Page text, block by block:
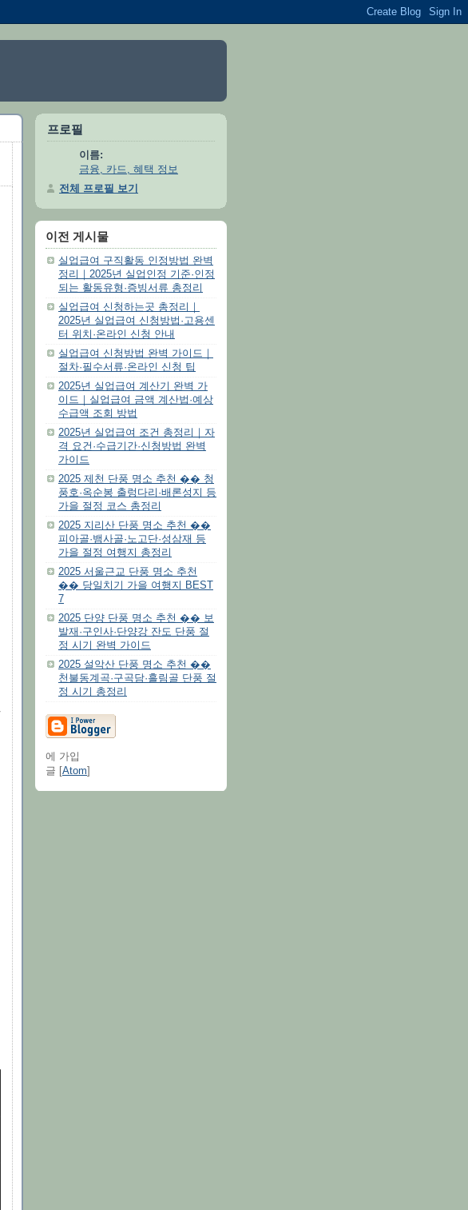
프로필
이름:
금융, 카드, 혜택 정보
전체 프로필 보기
이전 게시물
실업급여 구직활동 인정방법 완벽
정리｜2025년 실업인정 기준·인정
되는 활동유형·증빙서류 총정리
실업급여 신청하는곳 총정리｜
2025년 실업급여 신청방법·고용센
터 위치·온라인 신청 안내
실업급여 신청방법 완벽 가이드｜
절차·필수서류·온라인 신청 팁
2025년 실업급여 계산기 완벽 가
이드｜실업급여 금액 계산법·예상
수급액 조회 방법
2025년 실업급여 조건 총정리｜자
격 요건·수급기간·신청방법 완벽
가이드
2025 제천 단풍 명소 추천 �� 청
풍호·옥순봉 출렁다리·배론성지 등
가을 절정 코스 총정리
2025 지리산 단풍 명소 추천 ��
피아골·뱀사골·노고단·성삼재 등
가을 절정 여행지 총정리
2025 서울근교 단풍 명소 추천
�� 당일치기 가을 여행지 BEST
7
2025 단양 단풍 명소 추천 �� 보
발재·구인사·단양강 잔도 단풍 절
정 시기 완벽 가이드
2025 설악산 단풍 명소 추천 ��
천불동계곡·구곡담·흘림골 단풍 절
정 시기 총정리
에 가입
글 [ Atom